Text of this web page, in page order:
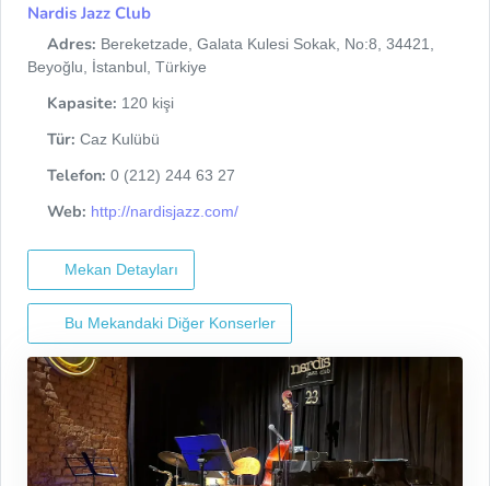
Nardis Jazz Club
Adres: Bereketzade, Galata Kulesi Sokak, No:8, 34421,
Beyoğlu, İstanbul, Türkiye
Kapasite: 120 kişi
Tür: Caz Kulübü
Telefon: 0 (212) 244 63 27
Web: http://nardisjazz.com/
Mekan Detayları
Bu Mekandaki Diğer Konserler